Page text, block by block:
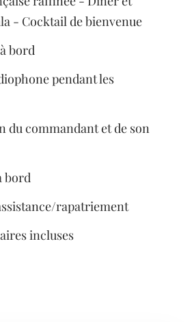
- Cocktail de bienvenue
bord
pendant les
du commandant et de son
bord
rapatriement
incluses